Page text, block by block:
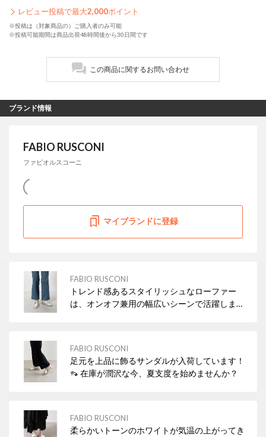
レビュー投稿で最大2,000ポイント
※投稿は（対象商品の）ご購入者のみ可能
※投稿可能期間は商品出荷48時間後から30日間です
この商品に関するお問い合わせ
ブランド情報
FABIO RUSCONI
ファビオルスコーニ
マイブランドに登録
FABIO RUSCONI
トレンド感あるスタイリッシュなローファー
は、オンオフ兼用の幅広いシーンで活躍しま
FABIO RUSCONI
足元を上品に飾るサンダルが入荷しています！
👡 在庫が潤沢な今、夏支度を始めませんか？
FABIO RUSCONI
柔らかいトーンのホワイトが気温の上がってき